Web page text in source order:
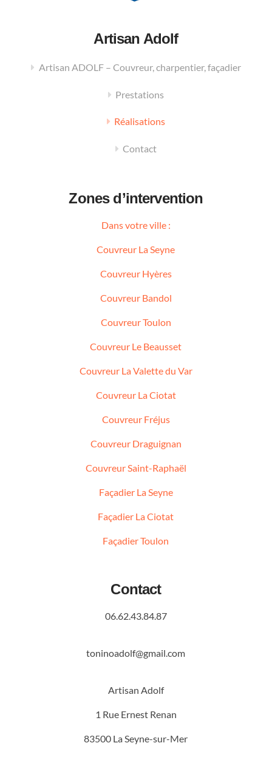
Artisan Adolf
Artisan ADOLF – Couvreur, charpentier, façadier
Prestations
Réalisations
Contact
Zones d’intervention
Dans votre ville :
Couvreur La Seyne
Couvreur Hyères
Couvreur Bandol
Couvreur Toulon
Couvreur Le Beausset
Couvreur La Valette du Var
Couvreur La Ciotat
Couvreur Fréjus
Couvreur Draguignan
Couvreur Saint-Raphaël
Façadier La Seyne
Façadier La Ciotat
Façadier Toulon
Contact
06.62.43.84.87
toninoadolf@gmail.com
Artisan Adolf
1 Rue Ernest Renan
83500 La Seyne-sur-Mer